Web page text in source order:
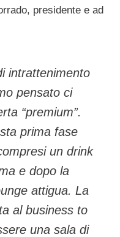
presidente e ad
intrattenimento
pensato ci
“premium”.
prima fase
un drink
e dopo la
attigua. La
al business to
una sala di